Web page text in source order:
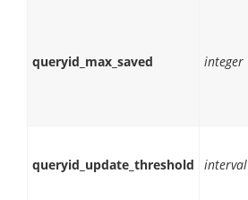
queryid_max_saved integer
queryid_update_threshold interval